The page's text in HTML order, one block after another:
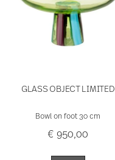
GLASS OBJECT LIMITED
Bowl on foot 30 cm
€ 950,00